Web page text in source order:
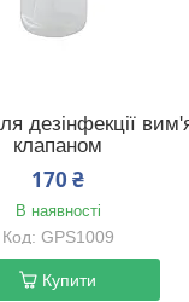
дезінфекції
клапаном
170 ₴
В наявності
GPS1009
Купити